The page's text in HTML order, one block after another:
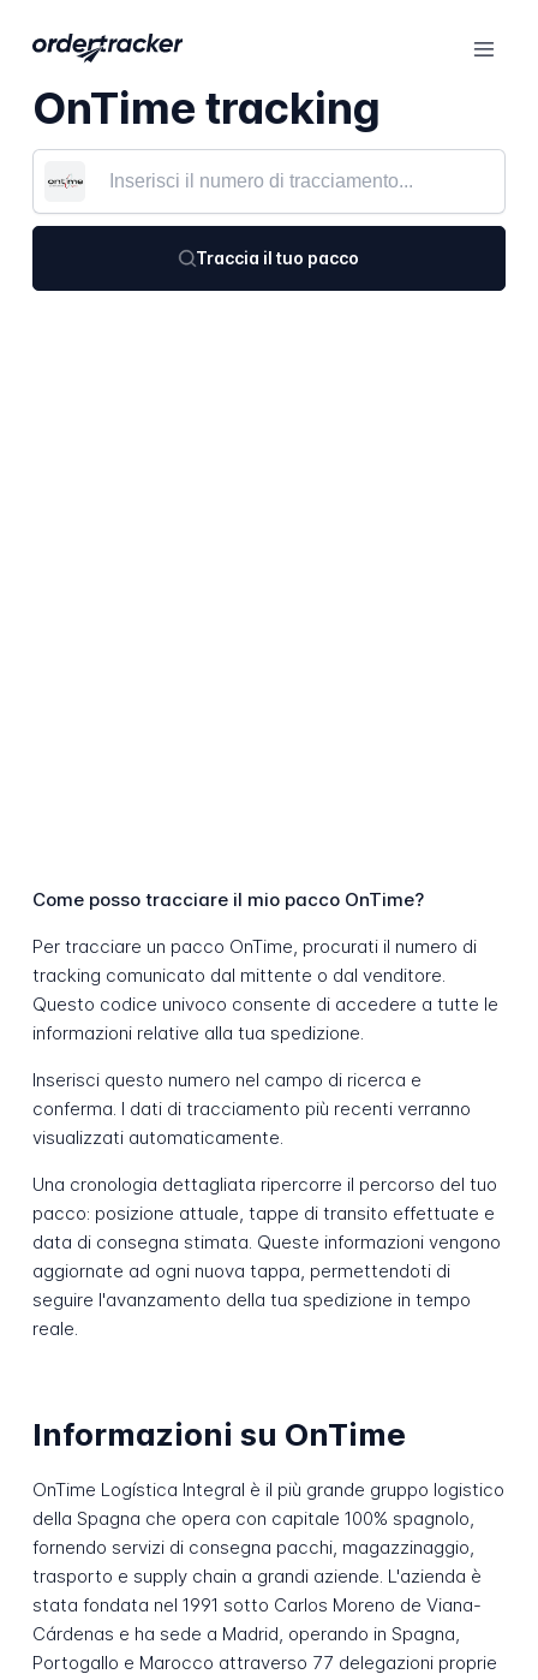
OnTime tracking
Traccia il tuo pacco
Come posso tracciare il mio pacco OnTime?
Per tracciare un pacco OnTime, procurati il numero di
tracking comunicato dal mittente o dal venditore.
Questo codice univoco consente di accedere a tutte le
informazioni relative alla tua spedizione.
Inserisci questo numero nel campo di ricerca e
conferma. I dati di tracciamento più recenti verranno
visualizzati automaticamente.
Una cronologia dettagliata ripercorre il percorso del tuo
pacco: posizione attuale, tappe di transito effettuate e
data di consegna stimata. Queste informazioni vengono
aggiornate ad ogni nuova tappa, permettendoti di
seguire l'avanzamento della tua spedizione in tempo
reale.
Informazioni su OnTime
OnTime Logística Integral è il più grande gruppo logistico
della Spagna che opera con capitale 100% spagnolo,
fornendo servizi di consegna pacchi, magazzinaggio,
trasporto e supply chain a grandi aziende. L'azienda è
stata fondata nel 1991 sotto Carlos Moreno de Viana-
Cárdenas e ha sede a Madrid, operando in Spagna,
Portogallo e Marocco attraverso 77 delegazioni proprie